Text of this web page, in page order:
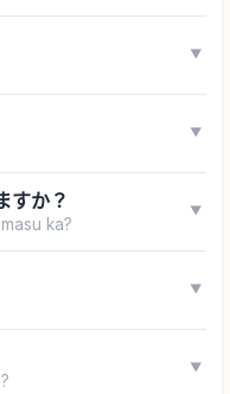
▼
▼
すか？
ka?
▼
▼
▼